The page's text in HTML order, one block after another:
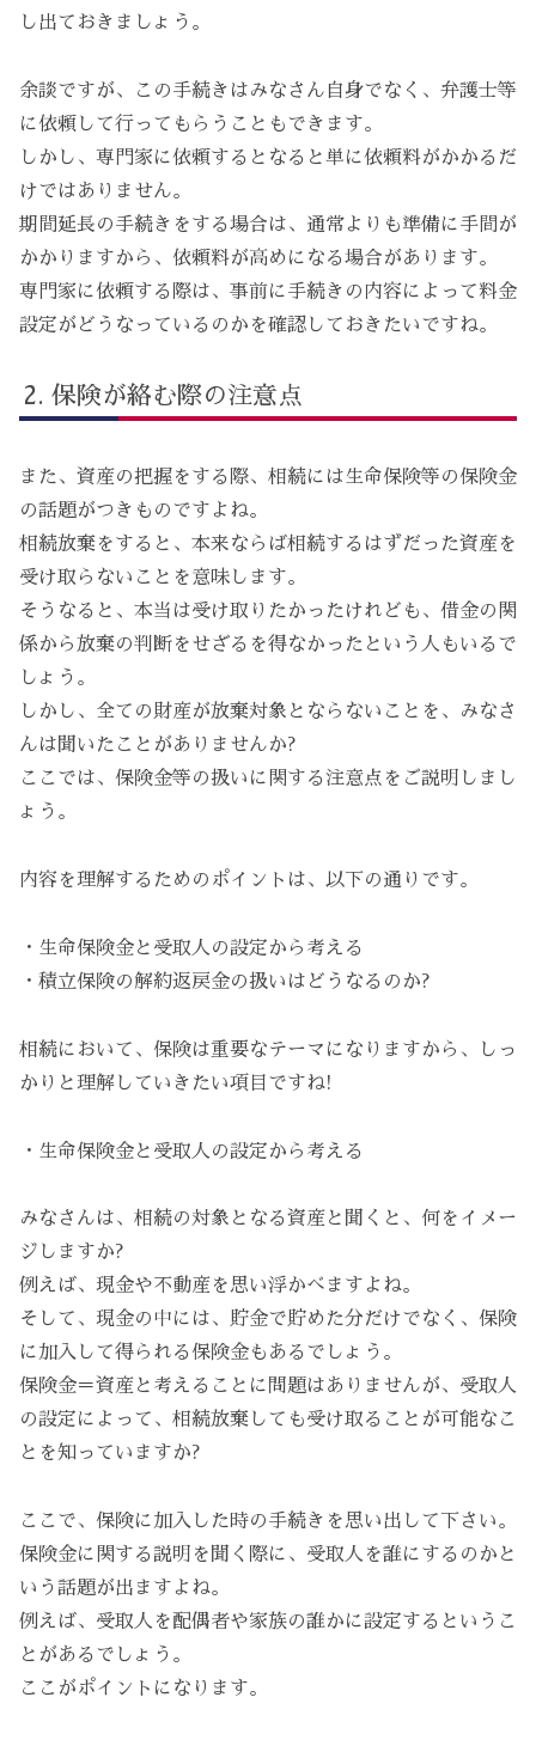
し出ておきましょう。
余談ですが、この手続きはみなさん自身でなく、弁護士等
に依頼して行ってもらうこともできます。
しかし、専門家に依頼するとなると単に依頼料がかかるだ
けではありません。
期間延長の手続きをする場合は、通常よりも準備に手間が
かかりますから、依頼料が高めになる場合があります。
専門家に依頼する際は、事前に手続きの内容によって料金
設定がどうなっているのかを確認しておきたいですね。
保険が絡む際の注意点
また、資産の把握をする際、相続には生命保険等の保険金
の話題がつきものですよね。
相続放棄をすると、本来ならば相続するはずだった資産を
受け取らないことを意味します。
そうなると、本当は受け取りたかったけれども、借金の関
係から放棄の判断をせざるを得なかったという人もいるで
しょう。
しかし、全ての財産が放棄対象とならないことを、みなさ
んは聞いたことがありませんか?
ここでは、保険金等の扱いに関する注意点をご説明しまし
ょう。
内容を理解するためのポイントは、以下の通りです。
・生命保険金と受取人の設定から考える
・積立保険の解約返戻金の扱いはどうなるのか?
相続において、保険は重要なテーマになりますから、しっ
かりと理解していきたい項目ですね!
・生命保険金と受取人の設定から考える
みなさんは、相続の対象となる資産と聞くと、何をイメー
ジしますか?
例えば、現金や不動産を思い浮かべますよね。
そして、現金の中には、貯金で貯めた分だけでなく、保険
に加入して得られる保険金もあるでしょう。
保険金＝資産と考えることに問題はありませんが、受取人
の設定によって、相続放棄しても受け取ることが可能なこ
とを知っていますか?
ここで、保険に加入した時の手続きを思い出して下さい。
保険金に関する説明を聞く際に、受取人を誰にするのかと
いう話題が出ますよね。
例えば、受取人を配偶者や家族の誰かに設定するというこ
とがあるでしょう。
ここがポイントになります。